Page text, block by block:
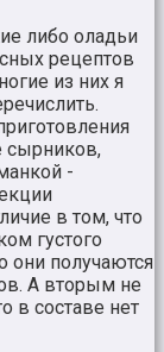
либо оладьи
рецептов
из них я
сырников,
-
в том, что
густого
они получаются
А вторым не
в составе нет